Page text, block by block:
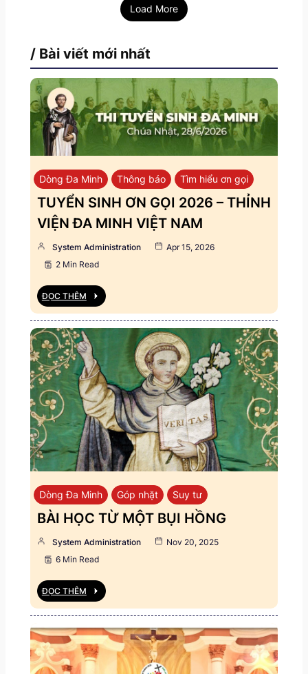
Load More
/ Bài viết mới nhất
Dòng Đa Minh Thông báo Tìm hiểu ơn gọi
TUYỂN SINH ƠN GỌI 2026 – THỈNH
VIỆN ĐA MINH VIỆT NAM
System Administration
Apr 15, 2026
2 Min Read
ĐỌC THÊM
Dòng Đa Minh Góp nhặt Suy tư
BÀI HỌC TỪ MỘT BỤI HỒNG
System Administration
Nov 20, 2025
6 Min Read
ĐỌC THÊM